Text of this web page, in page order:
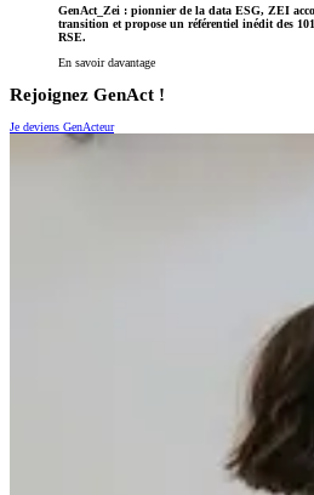
GenAct_Zei : pionnier de la data ESG, ZEI
transition et propose un référentiel inédit des
RSE.
En savoir davantage
Rejoignez GenAct !
Je deviens GenActeur